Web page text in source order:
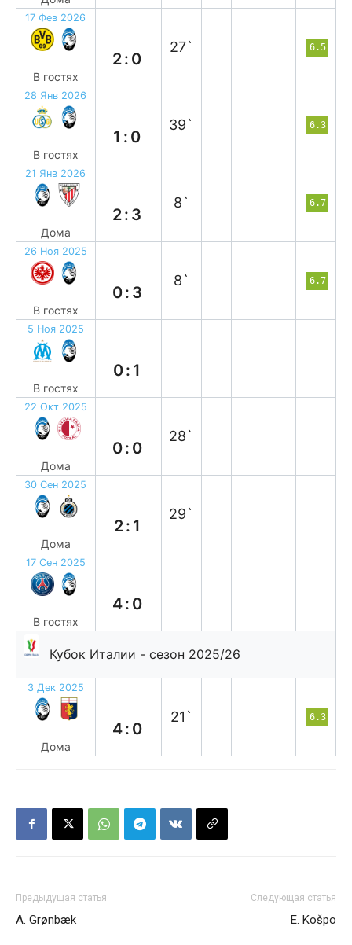
17 Фев 2026
В гостях
2:0
27` 6.5
28 Янв 2026
В гостях
1:0
39` 6.3
21 Янв 2026
Дома
2:3
8` 6.7
26 Ноя 2025
В гостях
0:3
8` 6.7
5 Ноя 2025
В гостях
0:1
22 Окт 2025
Дома
0:0
28`
30 Сен 2025
Дома
2:1
29`
17 Сен 2025
В гостях
4:0
Кубок Италии - сезон 2025/26
3 Дек 2025
Дома
4:0
21` 6.3
Предыдущая статья
A. Grønbæk
Следующая статья
E. Košpo